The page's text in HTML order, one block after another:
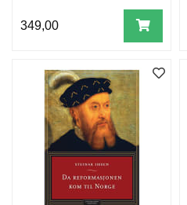
349,00